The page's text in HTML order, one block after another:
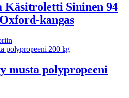
Käsitroletti Sininen 94
kangas
musta polypropeeni